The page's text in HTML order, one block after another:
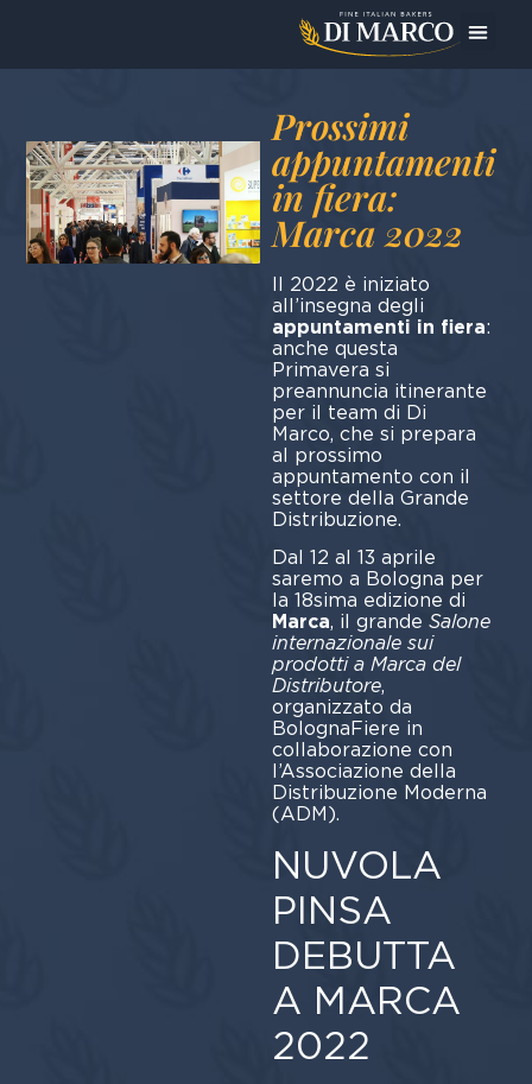
Prossimi
appuntamenti
in fiera:
Marca 2022
Il 2022 è iniziato
all’insegna degli
appuntamenti in fiera:
anche questa
Primavera si
preannuncia itinerante
per il team di Di
Marco, che si prepara
al prossimo
appuntamento con il
settore della Grande
Distribuzione.
Dal 12 al 13 aprile
saremo a Bologna per
la 18sima edizione di
Marca, il grande Salone
internazionale sui
prodotti a Marca del
Distributore,
organizzato da
BolognaFiere in
collaborazione con
l’Associazione della
Distribuzione Moderna
(ADM).
NUVOLA
PINSA
DEBUTTA
A MARCA
2022